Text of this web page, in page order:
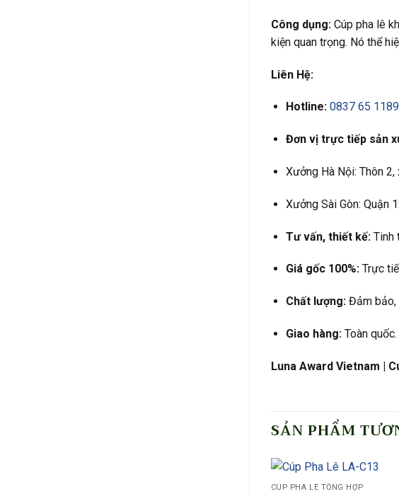
Công dụng: Cúp pha lê
kiện quan trọng. Nó thể
Liên Hệ:
Hotline: 0837 65 1189
Đơn vị trực tiếp sản
Xưởng Hà Nội: Thôn 2,
Xưởng Sài Gòn: Quận
Tư vấn, thiết kế:Tinh
Giá gốc 100%:Trực
Chất lượng:Đảm bảo,
Giao hàng:Toàn quốc.
Luna Award Vietnam |
SẢN PHẨM
CÚP PHA LÊ TỔNG HỢP